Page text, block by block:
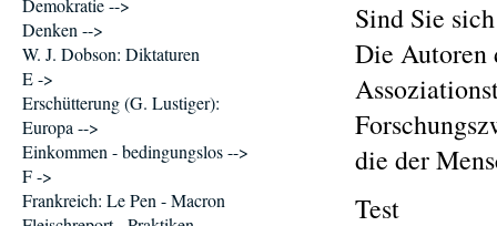
Sind Sie
Die Autoren
die der
Test
Demokratie -->
Denken -->
W. J. Dobson: Diktaturen
E ->
Erschütterung (G. Lustiger):
Europa -->
Einkommen - bedingungslos -->
F ->
Frankreich: Le Pen - Macron